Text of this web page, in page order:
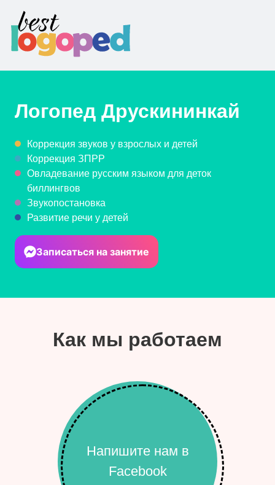
Логопед Друскининкай
Коррекция звуков у взрослых и детей
Коррекция ЗПРР
Овладевание русским языком для деток
биллингвов
Звукопостановка
Развитие речи у детей
Записаться на занятие
Как мы работаем
Напишите нам в
Facebook